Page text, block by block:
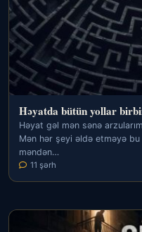
Həyatda bütün yollar
Həyat gəl mən sənə
Mən hər şeyi əldə etməyə
məndən…
11 şərh